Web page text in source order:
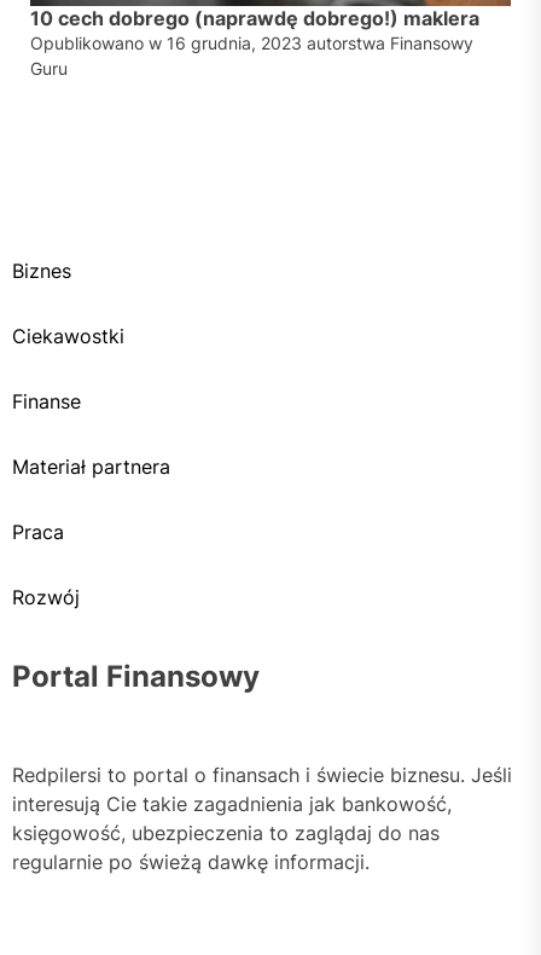
10 cech dobrego (naprawdę dobrego!) maklera
Opublikowano w 16 grudnia, 2023 autorstwa Finansowy
Guru
Biznes
Ciekawostki
Finanse
Materiał partnera
Praca
Rozwój
Portal Finansowy
Redpilersi to portal o finansach i świecie biznesu. Jeśli
interesują Cie takie zagadnienia jak bankowość,
księgowość, ubezpieczenia to zaglądaj do nas
regularnie po świeżą dawkę informacji.